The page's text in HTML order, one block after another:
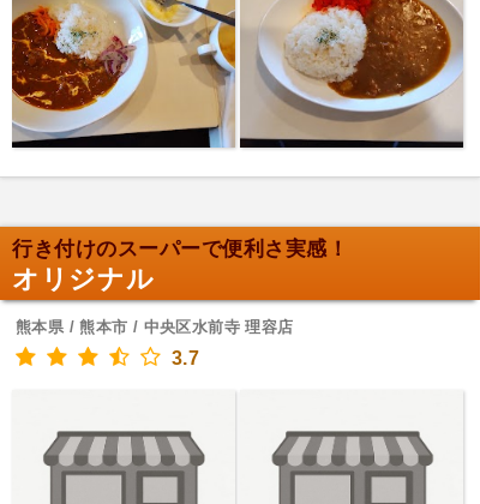
行き付けのスーパーで便利さ実感！
オリジナル
熊本県 / 熊本市 / 中央区水前寺 理容店
3.7